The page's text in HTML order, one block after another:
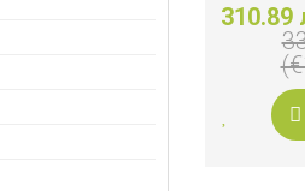
310.89